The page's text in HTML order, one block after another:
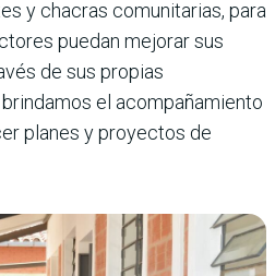
y chacras comunitarias, para
puedan mejorar sus
de sus propias
el acompañamiento
planes y proyectos de